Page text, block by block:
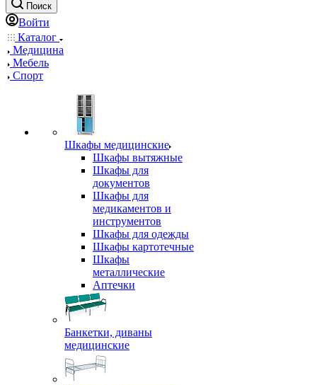
Поиск
Войти
Каталог
Медицина
Мебель
Спорт
Шкафы медицинские
Шкафы вытяжные
Шкафы для
документов
Шкафы для
медикаментов и
инструментов
Шкафы для одежды
Шкафы картотечные
Шкафы
металлические
Аптечки
Банкетки, диваны
медицинские